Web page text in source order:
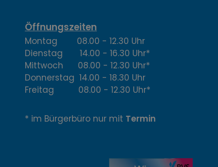
,
Ö
f
f
n
u
Öffnungszeiten
Montag 08.00 - 12.30 Uhr
Dienstag 14.00 - 16.30 Uhr*
Mittwoch 08.00 - 12.30 Uhr*
Donnerstag 14.00 - 18.30 Uhr
Freitag 08.00 - 12.30 Uhr*
* im Bürgerbüro nur mit Termin